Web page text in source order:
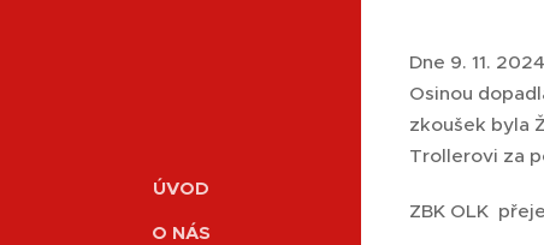
ÚVOD
O NÁS
Dne 9. 11.
Osinou
zkoušek byla
Trollerovi za
ZBK OLK